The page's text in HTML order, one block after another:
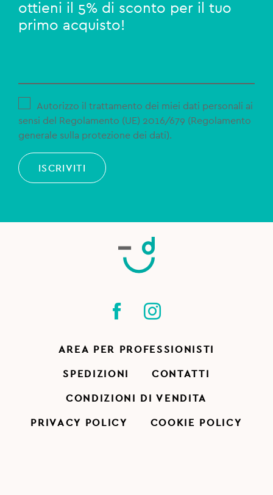
ottieni il 5% di sconto per il tuo
primo acquisto!
Autorizzo il trattamento dei miei dati personali ai
sensi del Regolamento (UE) 2016/679 (Regolamento
generale sulla protezione dei dati).
ISCRIVITI
AREA PER PROFESSIONISTI
SPEDIZIONI CONTATTI
CONDIZIONI DI VENDITA
PRIVACY POLICY COOKIE POLICY